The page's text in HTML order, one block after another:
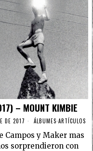
– MOUNT KIMBIE
DE 2017 ÁLBUMES·ARTÍCULOS
Campos y Maker mas
sorprendieron con